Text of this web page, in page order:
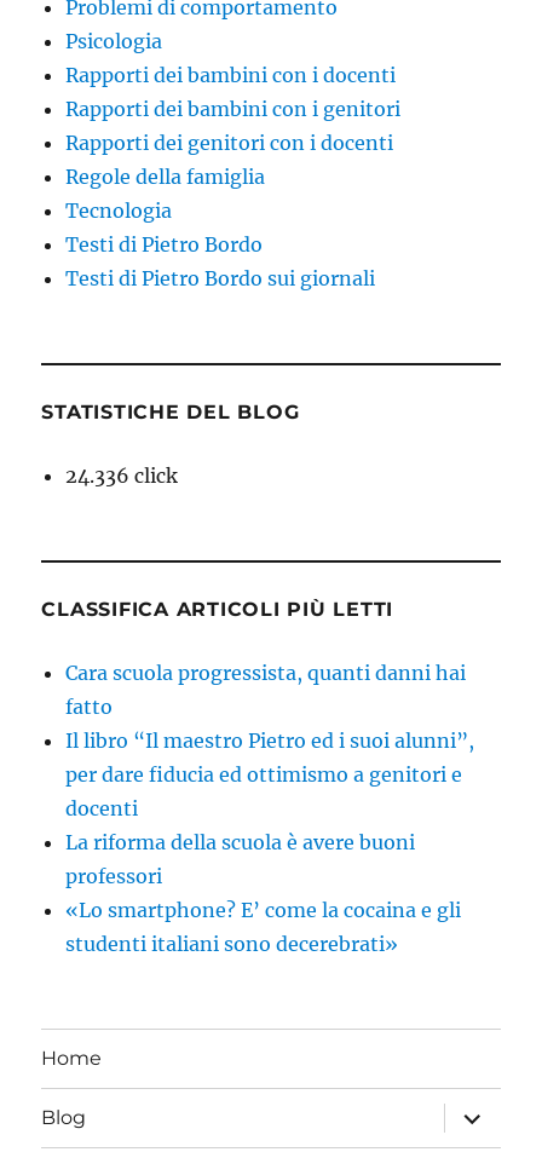
Problemi di comportamento
Psicologia
Rapporti dei bambini con i docenti
Rapporti dei bambini con i genitori
Rapporti dei genitori con i docenti
Regole della famiglia
Tecnologia
Testi di Pietro Bordo
Testi di Pietro Bordo sui giornali
STATISTICHE DEL BLOG
24.336 click
CLASSIFICA ARTICOLI PIÙ LETTI
Cara scuola progressista, quanti danni hai
fatto
Il libro “Il maestro Pietro ed i suoi alunni”,
per dare fiducia ed ottimismo a genitori e
docenti
La riforma della scuola è avere buoni
professori
«Lo smartphone? E’ come la cocaina e gli
studenti italiani sono decerebrati»
Home
Blog
apri
i